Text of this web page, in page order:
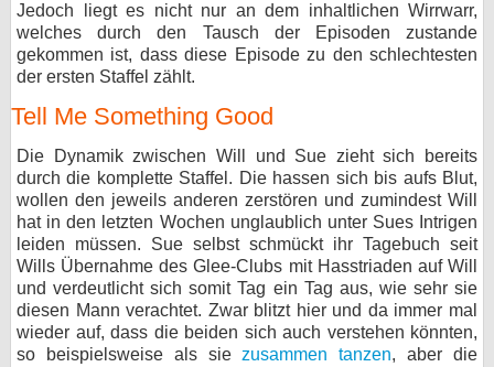
Jedoch liegt es nicht nur an dem inhaltlichen Wirrwarr,
welches durch den Tausch der Episoden zustande
gekommen ist, dass diese Episode zu den schlechtesten
der ersten Staffel zählt.
Tell Me Something Good
Die Dynamik zwischen Will und Sue zieht sich bereits
durch die komplette Staffel. Die hassen sich bis aufs Blut,
wollen den jeweils anderen zerstören und zumindest Will
hat in den letzten Wochen unglaublich unter Sues Intrigen
leiden müssen. Sue selbst schmückt ihr Tagebuch seit
Wills Übernahme des Glee-Clubs mit Hasstriaden auf Will
und verdeutlicht sich somit Tag ein Tag aus, wie sehr sie
diesen Mann verachtet. Zwar blitzt hier und da immer mal
wieder auf, dass die beiden sich auch verstehen könnten,
so beispielsweise als siezusammen tanzen, aber die
bei Facebook
Nutzungsbedingungen
Datenschutz
Cookie-Einstellungen
Impressum
Desktop-Ansicht
myFanbase